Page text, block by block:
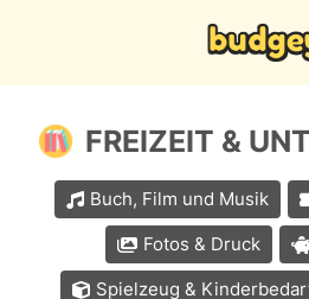
FREIZEIT &
Buch, Film und Musik
Fotos & Druck
Spielzeug &